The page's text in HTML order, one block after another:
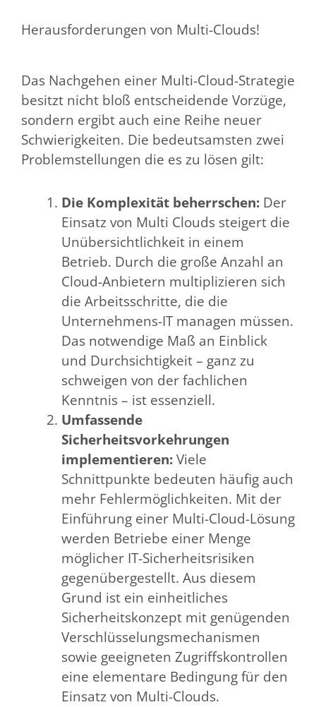
Herausforderungen von Multi-Clouds!
Das Nachgehen einer Multi-Cloud-Strategie
besitzt nicht bloß entscheidende Vorzüge,
sondern ergibt auch eine Reihe neuer
Schwierigkeiten. Die bedeutsamsten zwei
Problemstellungen die es zu lösen gilt:
Die Komplexität beherrschen: Der
Einsatz von Multi Clouds steigert die
Unübersichtlichkeit in einem
Betrieb. Durch die große Anzahl an
Cloud-Anbietern multiplizieren sich
die Arbeitsschritte, die die
Unternehmens-IT managen müssen.
Das notwendige Maß an Einblick
und Durchsichtigkeit – ganz zu
schweigen von der fachlichen
Kenntnis – ist essenziell.
Umfassende
Sicherheitsvorkehrungen
implementieren:Viele
Schnittpunkte bedeuten häufig auch
mehr Fehlermöglichkeiten. Mit der
Einführung einer Multi-Cloud-Lösung
werden Betriebe einer Menge
möglicher IT-Sicherheitsrisiken
gegenübergestellt. Aus diesem
Grund ist ein einheitliches
Sicherheitskonzept mit genügenden
Verschlüsselungsmechanismen
sowie geeigneten Zugriffskontrollen
eine elementare Bedingung für den
Einsatz von Multi-Clouds.